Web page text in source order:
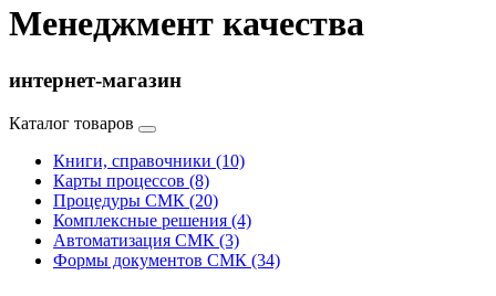
Менеджмент качества
интернет-магазин
Каталог товаров
Книги, справочники (10)
Карты процессов (8)
Процедуры СМК (20)
Комплексные решения (4)
Автоматизация СМК (3)
Формы документов СМК (34)